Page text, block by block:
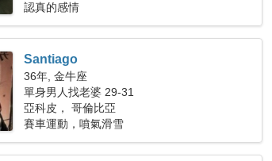
認真的感情
Santiago
36年, 金牛座
單身男人找老婆 29-31
亞科皮， 哥倫比亞
賽車運動，噴氣滑雪